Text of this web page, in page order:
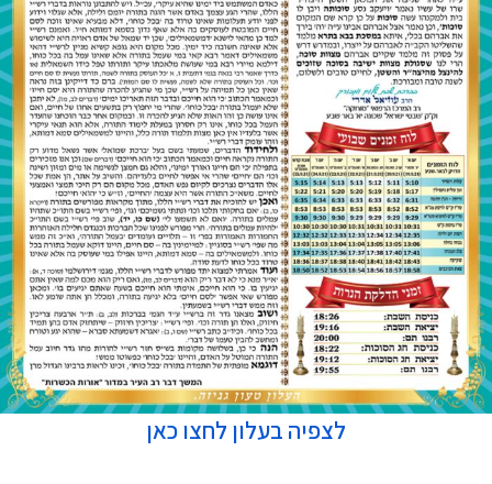
לצפיה בעלון לחצו כאן